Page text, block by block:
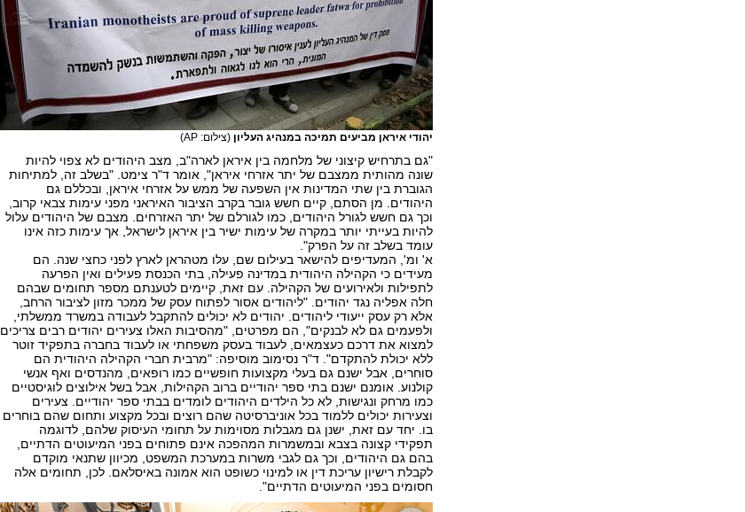
יהודי איראן מביעים תמיכה במנהיג העליון (צילום: AP)
"גם בתרחיש קיצוני של מלחמה בין איראן לארה"ב, מצב היהודים לא צפוי להיות
שונה מהותית ממצבם של יתר אזרחי איראן", אומר ד"ר צימט. "בשלב זה, למתיחות
הגוברת בין שתי המדינות אין השפעה של ממש על אזרחי איראן, ובכללם גם
היהודים. מן הסתם, קיים חשש גובר בקרב הציבור האיראני מפני עימות צבאי קרוב,
וכך גם חשש לגורל היהודים, כמו לגורלם של יתר האזרחים. מצבם של היהודים עלול
להיות בעייתי יותר במקרה של עימות ישיר בין איראן לישראל, אך עימות כזה אינו
עומד בשלב זה על הפרק".
א' ומ', המעדיפים להישאר בעילום שם, עלו מטהראן לארץ לפני כחצי שנה. הם
מעידים כי הקהילה היהודית במדינה פעילה, בתי הכנסת פעילים ואין הפרעה
לתפילות ולאירועים של הקהילה. עם זאת, קיימים לטענתם מספר תחומים שבהם
חלה אפליה נגד יהודים. "ליהודים אסור לפתוח עסק של ממכר מזון לציבור הרחב,
אלא רק עסק ייעודי ליהודים. יהודים לא יכולים להתקבל לעבודה במשרד ממשלתי,
ולפעמים גם לא לבנקים", הם מפרטים, "מהסיבות האלו צעירים יהודים רבים צריכים
למצוא את דרכם כעצמאים, לעבוד בעסק משפחתי או לעבוד בחברה בתפקיד זוטר
ללא יכולת להתקדם". ד"ר נסימוב מוסיפה: "מרבית חברי הקהילה היהודית הם
סוחרים, אבל ישנם גם בעלי מקצועות חופשיים כמו רופאים, מהנדסים ואף אנשי
קולנוע. אומנם ישנם בתי ספר יהודיים ברוב הקהילות, אבל בשל אילוצים לוגיסטיים
כמו מרחק ונגישות, לא כל הילדים היהודים לומדים בבתי ספר יהודיים. צעירים
וצעירות יכולים ללמוד בכל אוניברסיטה שהם רוצים ובכל מקצוע ותחום שהם בוחרים
בו. יחד עם זאת, ישנן גם מגבלות מסוימות על תחומי העיסוק שלהם, לדוגמה
תפקידי קצונה בצבא ובמשמרות המהפכה אינם פתוחים בפני המיעוטים הדתיים,
בהם גם היהודים, וכך גם לגבי משרות במערכת המשפט, מכיוון שתנאי מוקדם
לקבלת רישיון עריכת דין או למינוי כשופט הוא אמונה באיסלאם. לכן, תחומים אלה
חסומים בפני המיעוטים הדתיים".